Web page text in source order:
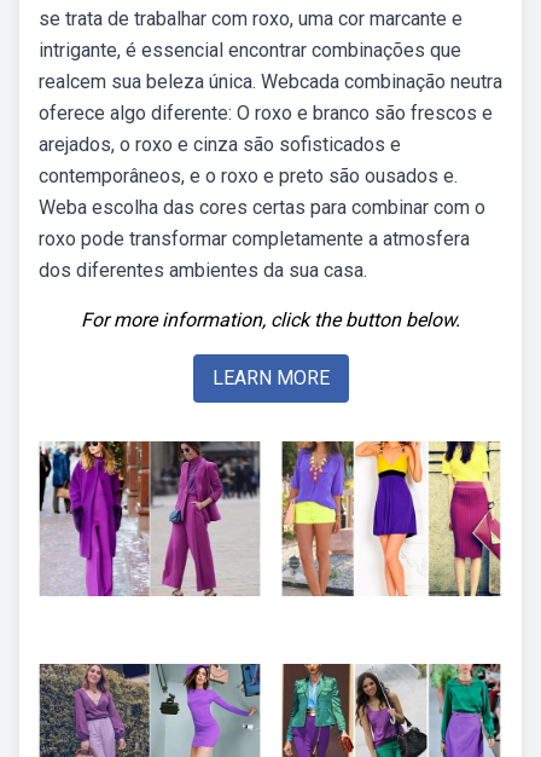
se trata de trabalhar com roxo, uma cor marcante e
intrigante, é essencial encontrar combinações que
realcem sua beleza única. Webcada combinação neutra
oferece algo diferente: O roxo e branco são frescos e
arejados, o roxo e cinza são sofisticados e
contemporâneos, e o roxo e preto são ousados e.
Weba escolha das cores certas para combinar com o
roxo pode transformar completamente a atmosfera
dos diferentes ambientes da sua casa.
For more information, click the button below.
LEARN MORE